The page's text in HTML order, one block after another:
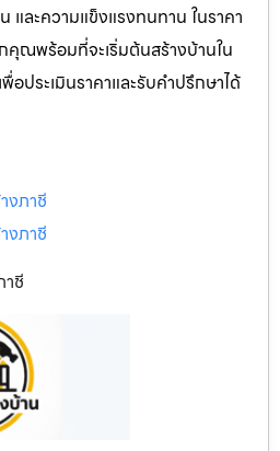
และความแข็งแรงทนทาน ในราคา
คุณพร้อมที่จะเริ่มต้นสร้างบ้านใน
อประเมินราคาและรับคำปรึกษาได้
งภาชี
งภาชี
ชี